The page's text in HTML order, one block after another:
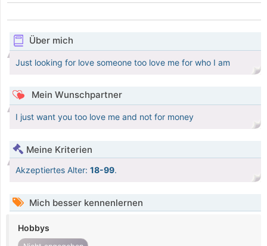
Über mich
Just looking for love someone too love me for who I am
Mein Wunschpartner
I just want you too love me and not for money
Meine Kriterien
Akzeptiertes Alter: 18-99.
Mich besser kennenlernen
Hobbys